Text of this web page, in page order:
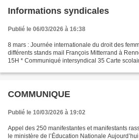
Informations syndicales
Publié le 06/03/2026 à 16:38
8 mars : Journée internationale du droit des
différents stands mail François Mitterrand à
15H * Communiqué intersyndical 35 Carte
COMMUNIQUE
Publié le 10/03/2026 à 19:02
Appel des 250 manifestantes et manifestants
le ministère de l’Éducation Nationale